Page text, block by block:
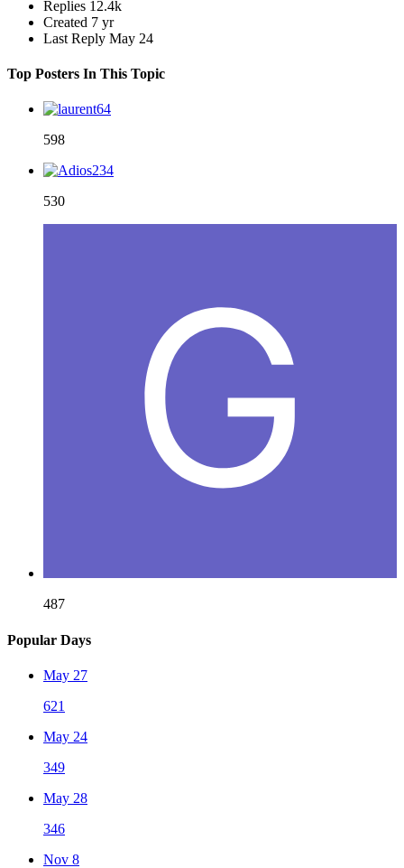
Replies 12.4k
Created 7 yr
Last Reply May 24
Top Posters In This Topic
598
530
487
Popular Days
May 27
621
May 24
349
May 28
346
Nov 8